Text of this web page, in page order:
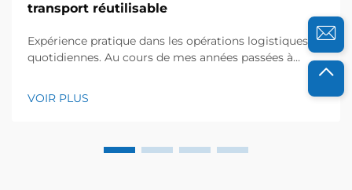
transport réutilisable
Expérience pratique dans les opérations logistiques
quotidiennes. Au cours de mes années passées à
comment les caisses plastiques pliables transforment
VOIR PLUS